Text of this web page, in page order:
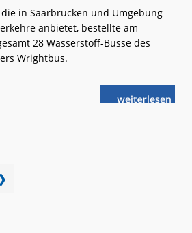
in Saarbrücken und Umgebung
anbietet, bestellte am
28 Wasserstoff-Busse des
Wrightbus.
weiterlese
nWrightbus: